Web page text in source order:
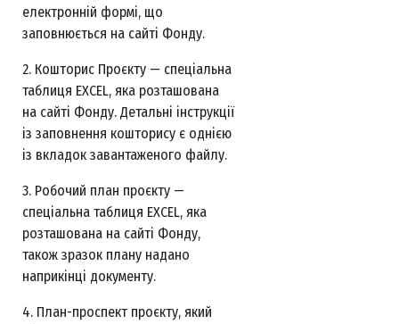
електронній формі, що
заповнюється на сайті Фонду.
2. Кошторис Проєкту — спеціальна
таблиця EXCEL, яка розташована
на сайті Фонду. Детальні інструкції
із заповнення кошторису є однією
із вкладок завантаженого файлу.
3. Робочий план проєкту —
спеціальна таблиця EXCEL, яка
розташована на сайті Фонду,
також зразок плану надано
наприкінці документу.
4. План-проспект проєкту, який